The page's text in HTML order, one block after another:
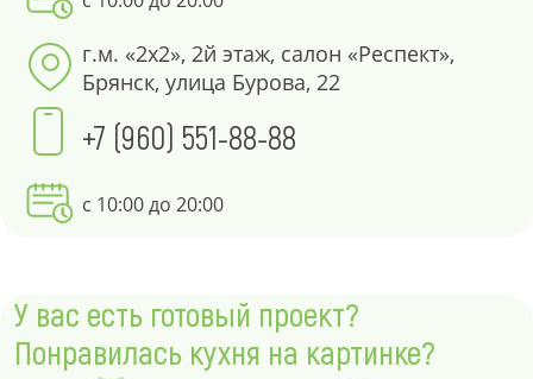
г.м. «2х2», 2й этаж, салон «Респект»,
Брянск, улица Бурова, 22
+7 (960) 551-88-88
с 10:00 до 20:00
У вас есть готовый проект?
Понравилась кухня на картинке?